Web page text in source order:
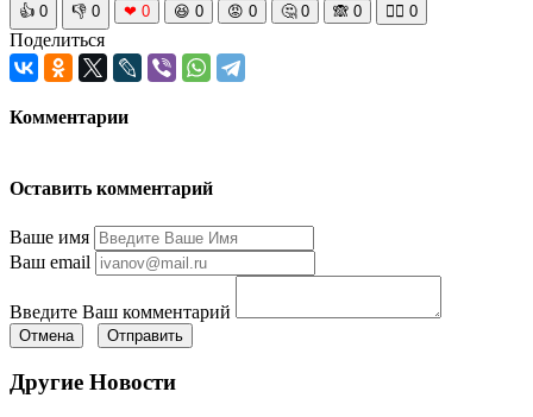
👍 0 👎 0 ❤ 0 😆 0 😡 0 🤔 0 🙈 0 🧘‍♀️ 0
Поделиться
Комментарии
Оставить комментарий
Ваше имя
Ваш email
Введите Ваш комментарий
Отмена Отправить
Другие Новости